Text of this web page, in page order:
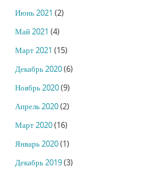
Июнь 2021 (2)
Май 2021 (4)
Март 2021 (15)
Декабрь 2020(6)
Ноябрь 2020(9)
Апрель 2020(2)
Март 2020(16)
Январь 2020(1)
Декабрь 2019(3)